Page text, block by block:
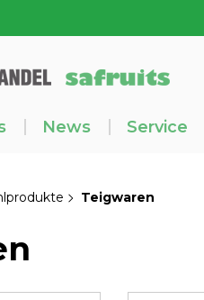
News Service
Teigwaren